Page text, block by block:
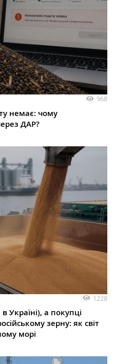
968
немає: чому
ДАР?
1228
а покупці
зерну: як світ
морі